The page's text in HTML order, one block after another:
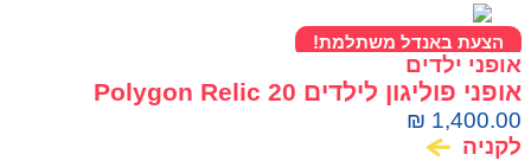
הצעת באנדל משתלמת!
אופני ילדים
אופני פוליגון לילדים Polygon Relic 20
₪ 1,400.00
לקניה